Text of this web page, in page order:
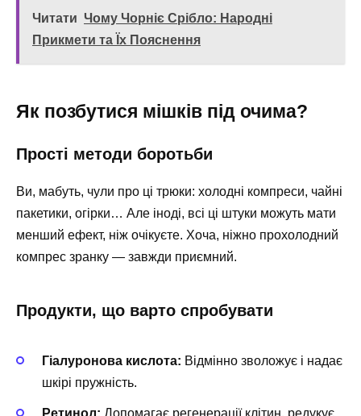
Читати Чому Чорніє Срібло: Народні
Прикмети та Їх Пояснення
Як позбутися мішків під очима?
Прості методи боротьби
Ви, мабуть, чули про ці трюки: холодні компреси, чайні
пакетики, огірки… Але іноді, всі ці штуки можуть мати
менший ефект, ніж очікуєте. Хоча, ніжно прохолодний
компрес зранку — завжди приємний.
Продукти, що варто спробувати
Гіалуронова кислота: Відмінно зволожує і надає
шкірі пружність.
Ретинол: Допомагає регенерації клітин, редукує